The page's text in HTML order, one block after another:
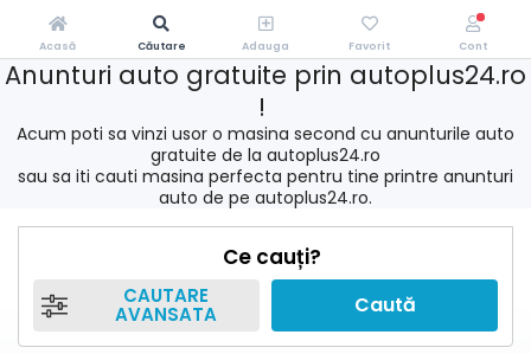
Anunturi auto gratuite prin autoplus24.ro
!
Acum poti sa vinzi usor o masina second cu anunturile auto
gratuite de la autoplus24.ro
sau sa iti cauti masina perfecta pentru tine printre anunturi
auto de pe autoplus24.ro.
Ce cauți?
CAUTARE
AVANSATA Caută
Acasă Căutare Adauga Favorit Cont